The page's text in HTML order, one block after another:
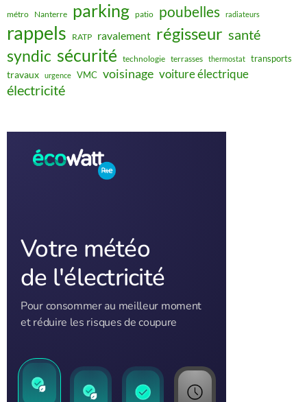
métro Nanterre parking patio poubelles radiateurs
rappels RATP ravalement régisseur santé
syndic sécurité technologie terrasses thermostat transports
travaux urgence VMC voisinage voiture électrique
électricité